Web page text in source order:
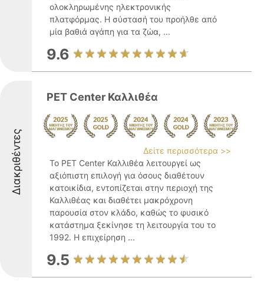
ολοκληρωμένης ηλεκτρονικής
πλατφόρμας. Η σύστασή του προήλθε από
μία βαθιά αγάπη για τα ζώα, ...
9.6
Διακριθέντες
PET Center Καλλιθέα
Δείτε περισσότερα >>
Το PET Center Καλλιθέα λειτουργεί ως
αξιόπιστη επιλογή για όσους διαθέτουν
κατοικίδια, εντοπίζεται στην περιοχή της
Καλλιθέας και διαθέτει μακρόχρονη
παρουσία στον κλάδο, καθώς το φυσικό
κατάστημα ξεκίνησε τη λειτουργία του το
1992. Η επιχείρηση ...
9.5